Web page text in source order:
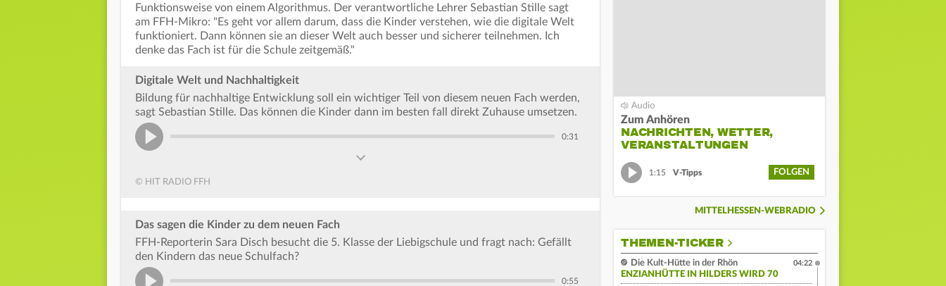
Funktionsweise von einem Algorithmus. Der verantwortliche Lehrer Sebastian Stille sagt
am FFH-Mikro: "Es geht vor allem darum, dass die Kinder verstehen, wie die digitale Welt
funktioniert. Dann können sie an dieser Welt auch besser und sicherer teilnehmen. Ich
denke das Fach ist für die Schule zeitgemäß."
Digitale Welt und Nachhaltigkeit
Bildung für nachhaltige Entwicklung soll ein wichtiger Teil von diesem neuen Fach werden,
sagt Sebastian Stille. Das können die Kinder dann im besten fall direkt Zuhause umsetzen.
0:31
© HIT RADIO FFH
Das sagen die Kinder zu dem neuen Fach
FFH-Reporterin Sara Disch besucht die 5. Klasse der Liebigschule und fragt nach: Gefällt
den Kindern das neue Schulfach?
0:55
Zum Anhören
NACHRICHTEN, WETTER,
VERANSTALTUNGEN
1:15 V-Tipps FOLGEN
MITTELHESSEN-WEBRADIO
THEMEN-TICKER
Die Kult-Hütte in der Rhön
ENZIANHÜTTE IN HILDERS WIRD 70
04:22